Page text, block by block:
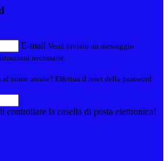
E-mail Verrà inviato un messaggio
necessarie.
nome utente? Effettua il reset della password
controllare la casella di posta elettronica!